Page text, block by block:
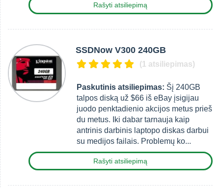
Rašyti atsiliepimą
SSDNow V300 240GB
(1 atsiliepimas)
Paskutinis atsiliepimas: Šį 240GB
talpos diską už $66 iš eBay įsigijau
juodo penktadienio akcijos metus prieš
du metus. Iki dabar tarnauja kaip
antrinis darbinis laptopo diskas darbui
su medijos failais. Problemų ko...
Rašyti atsiliepimą